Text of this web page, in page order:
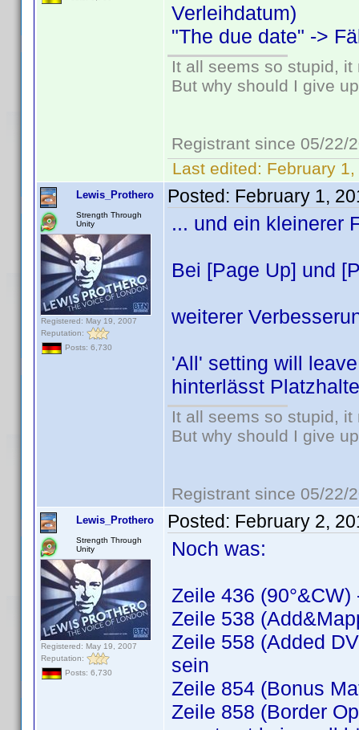
Verleihdatum)
"The due date" ->
It all seems so stupid,
But why should I give
Registrant since 05/22/
Last edited: February
Lewis_Prothero
Strength Through
Unity
Registered: May 19, 2007
Reputation:
Posts: 6,730
Posted: February 1,
... und ein kleinerer
Bei [Page Up] und
weiterer
'All' setting will
hinterlässt
It all seems so stupid,
But why should I give
Registrant since 05/22/
Lewis_Prothero
Strength Through
Unity
Registered: May 19, 2007
Reputation:
Posts: 6,730
Posted: February 2,
Noch was:
Zeile 436
Zeile 538
Zeile 558 (Added
sein
Zeile 854 (Bonus
Zeile 858 (Border